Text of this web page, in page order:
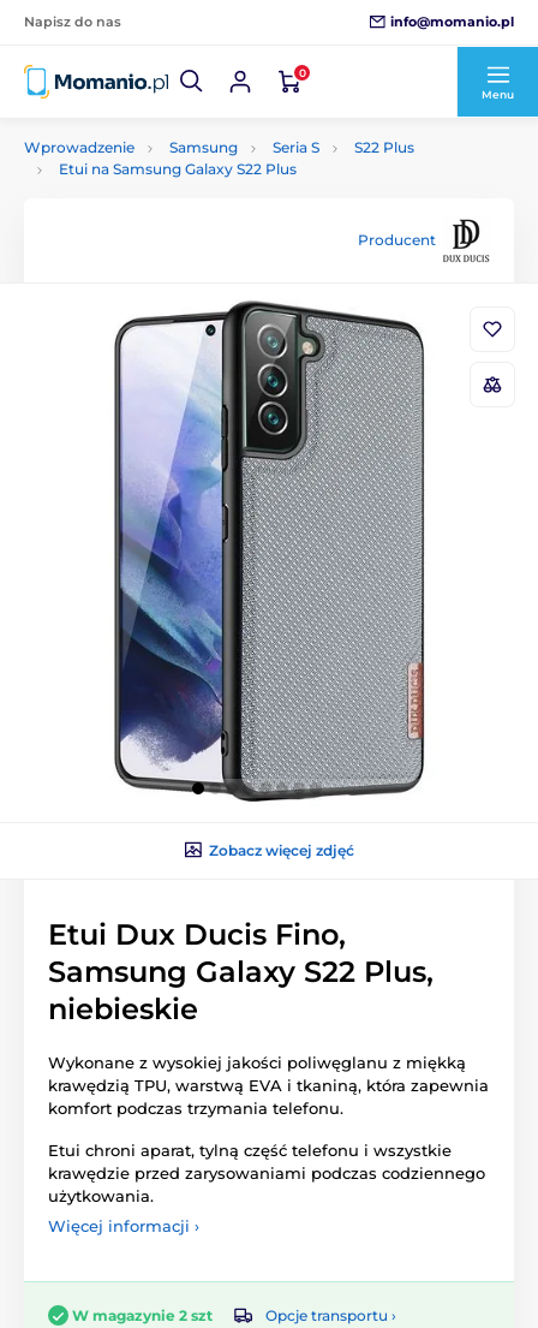
Napisz do nas info@momanio.pl
0
Menu
Wprowadzenie Samsung Seria S
S22 Plus
Etui na Samsung Galaxy S22 Plus
Producent
Zobacz więcej zdjęć
Etui Dux Ducis Fino,
Samsung Galaxy S22 Plus,
niebieskie
Wykonane z wysokiej jakości poliwęglanu z miękką
krawędzią TPU, warstwą EVA i tkaniną, która zapewnia
komfort podczas trzymania telefonu.
Etui chroni aparat, tylną część telefonu i wszystkie
krawędzie przed zarysowaniami podczas codziennego
użytkowania.
Więcej informacji ›
W magazynie 2 szt
Opcje transportu ›